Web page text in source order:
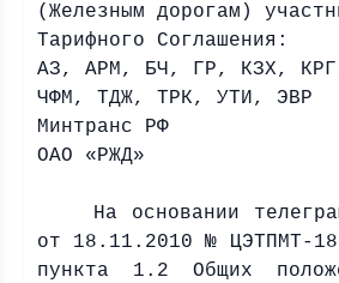
(Железным дорогам)
Тарифного Соглашения:
АЗ, АРМ, БЧ, ГР, КЗХ,
ЧФМ, ТДЖ, ТРК, УТИ, ЭВР
Минтранс РФ
ОАО «РЖД»
На основании
от 18.11.2010 № ЦЭТПМТ-
пункта 1.2 Общих